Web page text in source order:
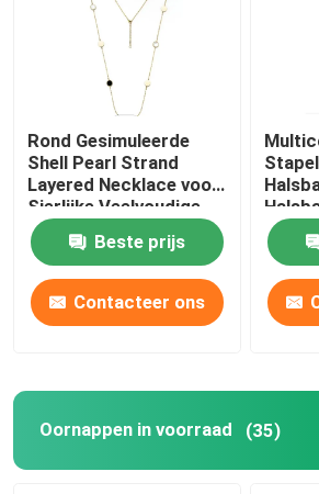
De Halsband van de vlinderketting
18k vergulde sieraden
De Gouden Juwelen van CZ
Rond Gesimuleerde
Shell Pearl Strand
Layered Necklace voor
Sierlijke Veelvoudige
Bundels snakt
HalsbandBeste prijs
Contacteer ons
Oornappen in voorraad (35)